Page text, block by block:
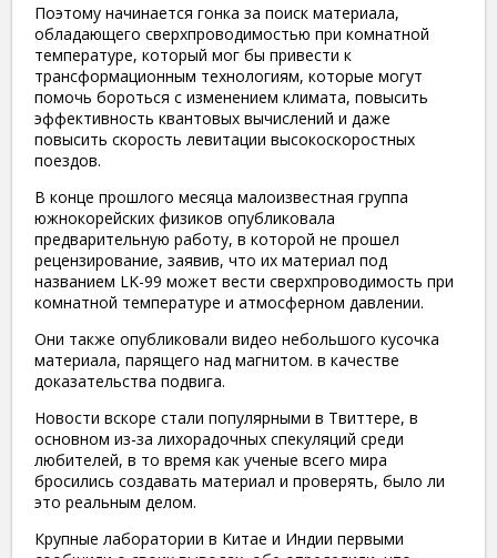
​Поэтому начинается гонка за поиск материала,
обладающего сверхпроводимостью при комнатной
температуре, который мог бы привести к
трансформационным технологиям, которые могут
помочь бороться с изменением климата, повысить
эффективность квантовых вычислений и даже
повысить скорость левитации высокоскоростных
поездов.
​В конце прошлого месяца малоизвестная группа
южнокорейских физиков опубликовала
предварительную работу, в которой не прошел
рецензирование, заявив, что их материал под
названием LK-99 может вести сверхпроводимость при
комнатной температуре и атмосферном давлении.
​Они также опубликовали видео небольшого кусочка
материала, парящего над магнитом. в качестве
доказательства подвига.
​Новости вскоре стали популярными в Твиттере, в
основном из-за лихорадочных спекуляций среди
любителей, в то время как ученые всего мира
бросились создавать материал и проверять, было ли
это реальным делом.
​Крупные лаборатории в Китае и Индии первыми